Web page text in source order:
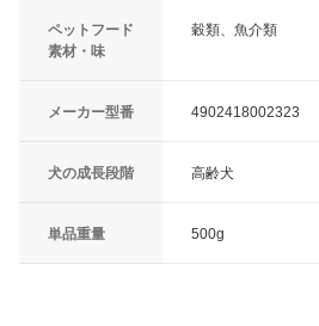
ペットフード
素材・味
穀類、魚介類
メーカー型番 4902418002323
犬の成長段階 高齢犬
単品重量 500g